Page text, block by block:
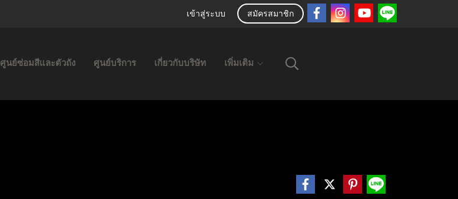
เข้าสู่ระบบ สมัครสมาชิก
ศูนย์ซ่อมสีและตัวถัง ศูนย์บริการ เกี่ยวกับบริษัท เพิ่มเติม